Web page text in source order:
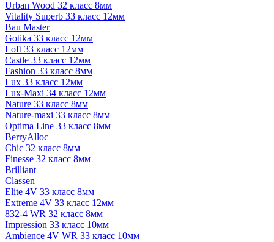
Urban Wood 32 класс 8мм
Vitality Superb 33 класс 12мм
Bau Master
Gotika 33 класс 12мм
Loft 33 класс 12мм
Castle 33 класс 12мм
Fashion 33 класс 8мм
Lux 33 класс 12мм
Lux-Maxi 34 класс 12мм
Nature 33 класс 8мм
Nature-maxi 33 класс 8мм
Optima Line 33 класс 8мм
BerryAlloc
Chic 32 класс 8мм
Finesse 32 класс 8мм
Brilliant
Classen
Elite 4V 33 класс 8мм
Extreme 4V 33 класс 12мм
832-4 WR 32 класс 8мм
Impression 33 класс 10мм
Ambience 4V WR 33 класс 10мм